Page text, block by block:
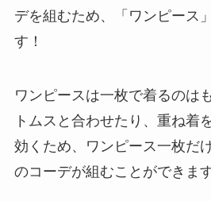
デを組むため、「ワンピース
す！
ワンピースは一枚で着るのは
トムスと合わせたり、重ね着
効くため、ワンピース一枚だ
のコーデが組むことができます